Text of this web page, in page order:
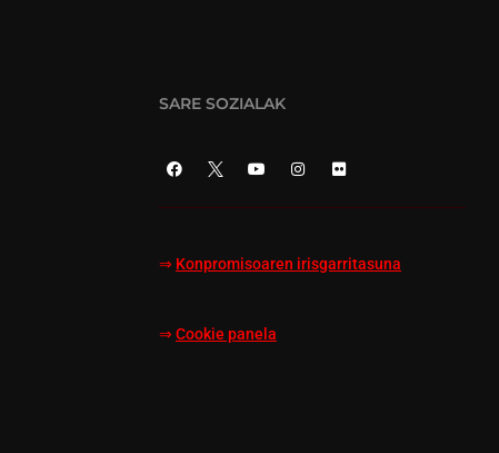
SARE SOZIALAK
⇒ Konpromisoaren irisgarritasuna
⇒ Cookie panela